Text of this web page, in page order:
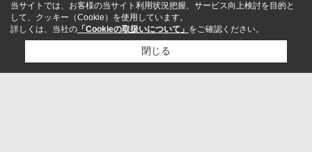
当サイトでは、お客様の当サイト利用状況把握、サービス向上検討を目的と
して、クッキー（Cookie）を使用しています。
詳しくは、当社の 「Cookieの取扱いについて」 をご確認ください。
閉じる